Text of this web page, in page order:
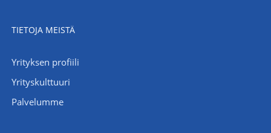
TIETOJA MEISTÄ
Yrityksen profiili
Yrityskulttuuri
Palvelumme